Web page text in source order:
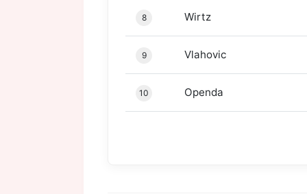
8 Wirtz
9 Vlahovic
10 Openda